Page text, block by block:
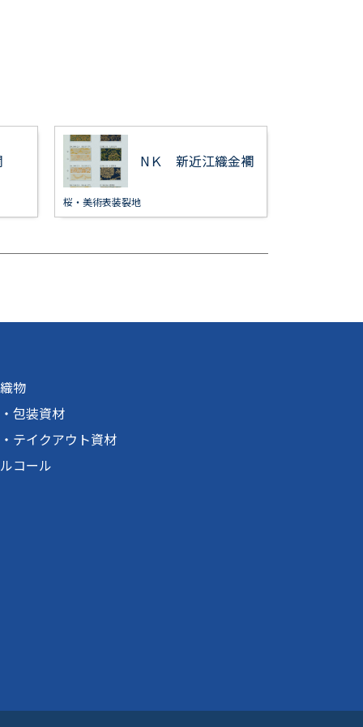
NＫ 新近江織金襴
桜・美術表装裂地
物
包装資材
テイクアウト資材
コール